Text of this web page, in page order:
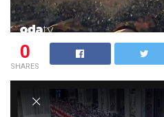
0
SHARES